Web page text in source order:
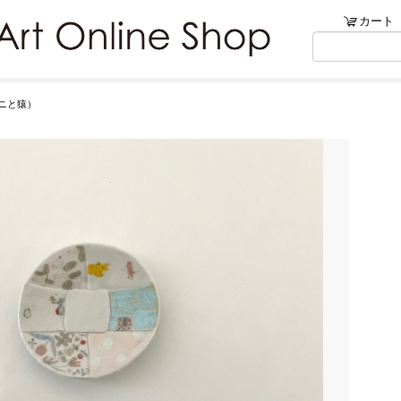
ショップ
リブ・アートでは、絵画・
カート
猿）